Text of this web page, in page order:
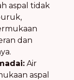
aspal tidak
dan
Air
aspal